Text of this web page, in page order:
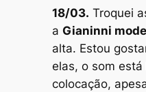
18/03. Troquei
a Gianinni
alta. Estou
elas, o som
colocação,